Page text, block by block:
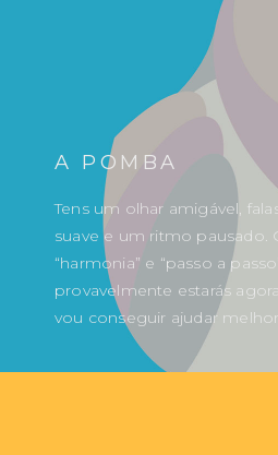
A POMBA
Tens um olhar amigável,
suave e um ritmo pausado.
“harmonia” e “passo a
provavelmente estarás
vou conseguir ajudar